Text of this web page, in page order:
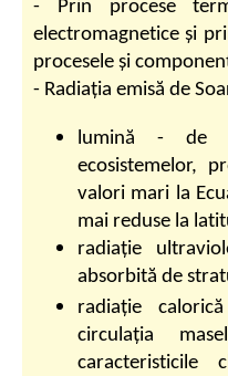
- Prin procese
electromagnetice și
procesele și
- Radiația emisă de
lumină - de
ecosistemelor,
valori mari la
mai reduse la
radiație
absorbită de
radiație
circulația
caracteristicile